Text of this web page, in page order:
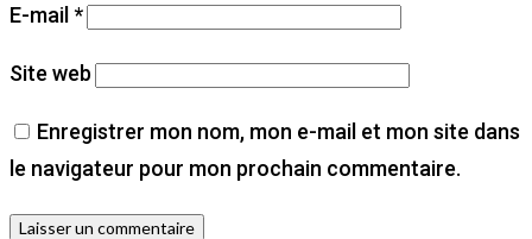
E-mail*
Site web
Enregistrer mon nom, mon e-mail et mon site dans
le navigateur pour mon prochain commentaire.